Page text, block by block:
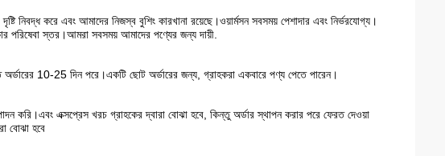
নিবদ্ধ করে এবং আমাদের নিজস্ব বুশিং কারখানা রয়েছে।ওয়ার্মসন সবসময় পেশাদার এবং নির্ভরযোগ্য।
পরিষেবা স্তর।আমরা সবসময় আমাদের পণ্যের জন্য দায়ী.
10-25 দিন পরে।একটি ছোট অর্ডারের জন্য, গ্রাহকরা একবারে পণ্য পেতে পারেন।
করি।এবং এক্সপ্রেস খরচ গ্রাহকের দ্বারা বোঝা হবে, কিন্তু অর্ডার স্থাপন করার পরে ফেরত দেওয়া
বোঝা হবে